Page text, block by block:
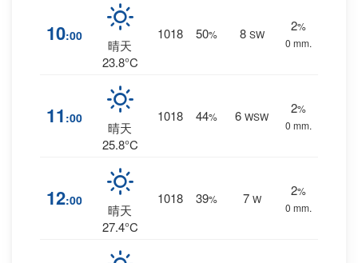
10:00
晴天
23.8°C
1018 50% 8 SW
2%
0 mm.
11 :00
晴天
25.8°C
1018 44% 6 WSW
2%
0 mm.
12:00
晴天
27.4°C
1018 39% 7 W
2%
0 mm.